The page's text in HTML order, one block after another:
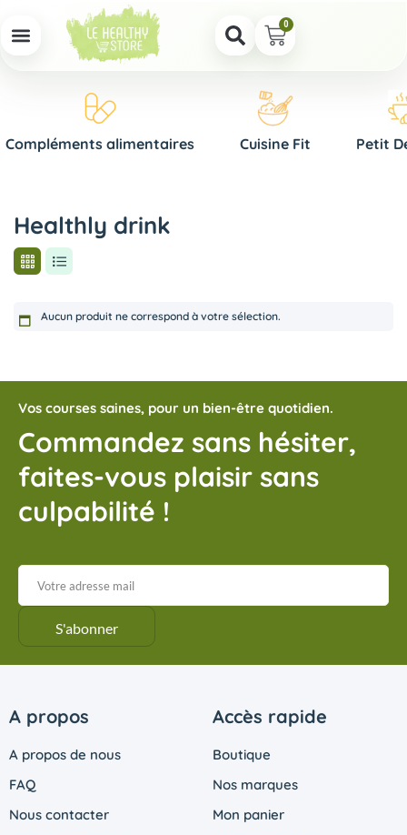
0
Compléments alimentaires Cuisine Fit Petit
Healthly drink
Aucun produit ne correspond à votre sélection.
Vos courses saines, pour un bien-être quotidien.
Commandez sans hésiter,
faites-vous plaisir sans
culpabilité !
A propos
A propos de nous
FAQ
Nous contacter
Accès rapide
Boutique
Nos marques
Mon panier